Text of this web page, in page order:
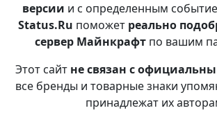
версии и с определенным
Status.Ru поможет реально
сервер Майнкрафт по вашим
Этот сайт не связан с
все бренды и товарные знаки
принадлежат их